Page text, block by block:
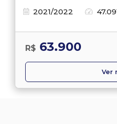
2021/2022
R$ 63.900
Ver